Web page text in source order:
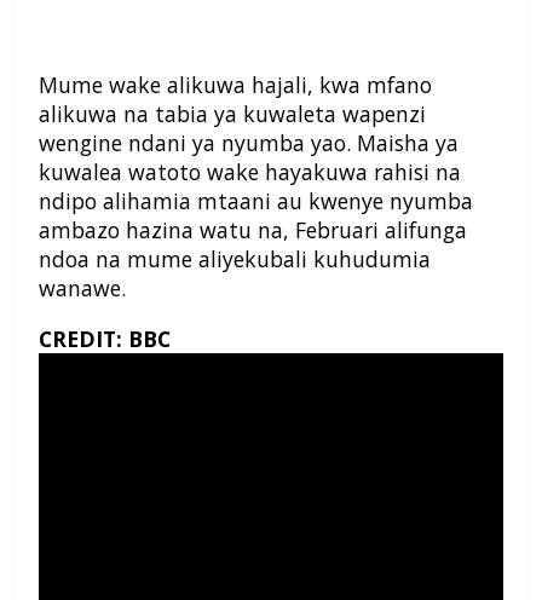
Mume wake alikuwa hajali, kwa mfano
alikuwa na tabia ya kuwaleta wapenzi
wengine ndani ya nyumba yao. Maisha ya
kuwalea watoto wake hayakuwa rahisi na
ndipo alihamia mtaani au kwenye nyumba
ambazo hazina watu na, Februari alifunga
ndoa na mume aliyekubali kuhudumia
wanawe.
CREDIT: BBC